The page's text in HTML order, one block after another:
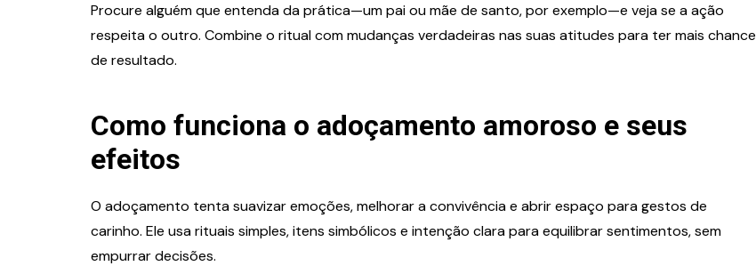
Procure alguém que entenda da prática—um pai ou mãe de santo, por exemplo—e veja se a ação
respeita o outro. Combine o ritual com mudanças verdadeiras nas suas atitudes para ter mais chance
de resultado.
Como funciona o adoçamento amoroso e seus
efeitos
O adoçamento tenta suavizar emoções, melhorar a convivência e abrir espaço para gestos de
carinho. Ele usa rituais simples, itens simbólicos e intenção clara para equilibrar sentimentos, sem
empurrar decisões.